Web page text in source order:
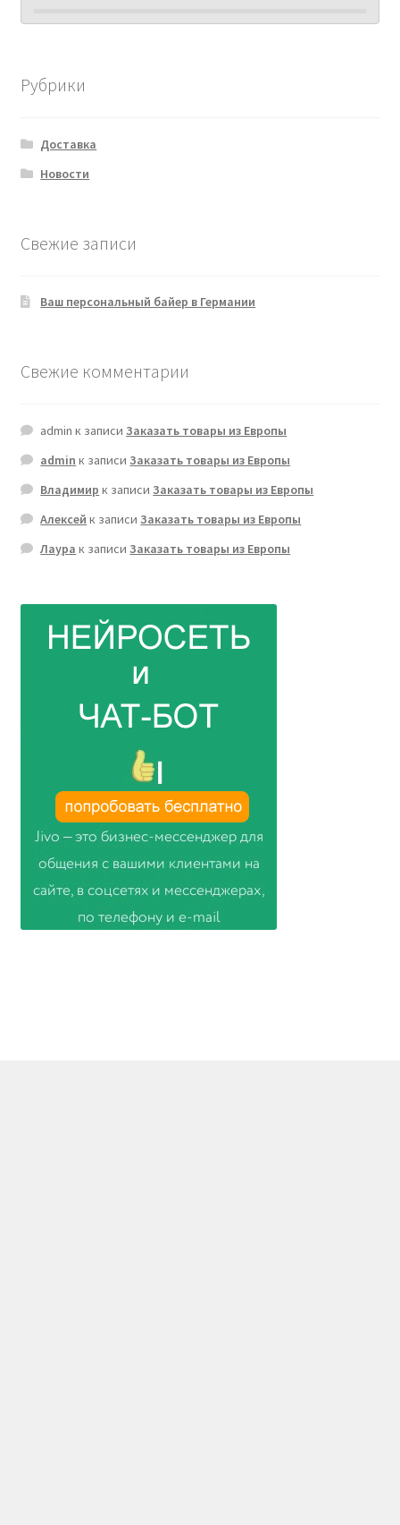
Рубрики
Доставка
Новости
Свежие записи
Ваш персональный байер в Германии
Свежие комментарии
admin к записиЗаказать товары из Европы
admin к записиЗаказать товары из Европы
Владимир к записиЗаказать товары из Европы
Алексей к записиЗаказать товары из Европы
Лаура к записиЗаказать товары из Европы